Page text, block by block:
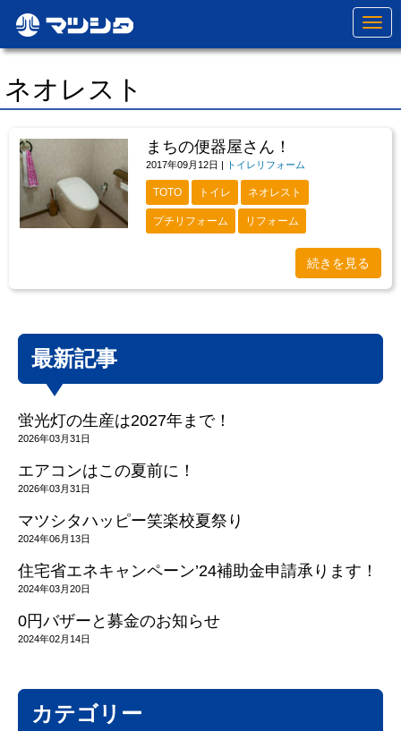
N
a
v
t
ネオレスト
まちの便器屋さん！
2017年09月12日 | トイレリフォーム
TOTO トイレ ネオレスト
プチリフォーム リフォーム
続きを見る
最新記事
蛍光灯の生産は2027年まで！
2026年03月31日
エアコンはこの夏前に！
2026年03月31日
マツシタハッピー笑楽校夏祭り
2024年06月13日
住宅省エネキャンペーン’24補助金申請承ります！
2024年03月20日
0円バザーと募金のお知らせ
2024年02月14日
カテゴリー